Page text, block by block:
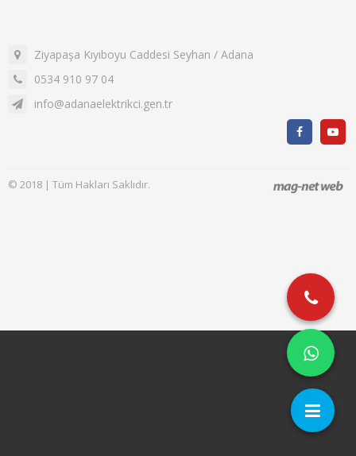
Ziyapaşa Kıyıboyu Caddesi Seyhan / Adana
0534 910 97 04
info@adanaelektrikci.gen.tr
© 2018 | Tüm Hakları Saklıdır.